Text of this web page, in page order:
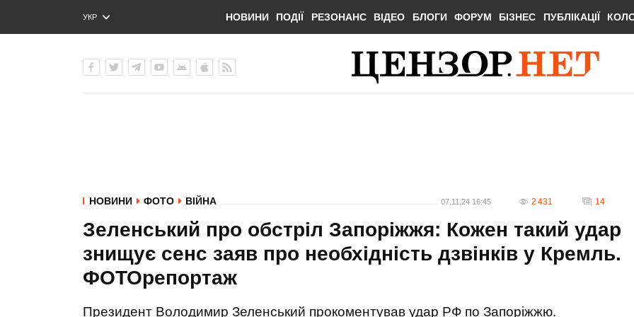
УКР
ENG
НОВИНИ ПОДІЇ РЕЗОНАНС ВІДЕО БЛОГИ ФОРУМ БІЗНЕС ПУБЛІКАЦІЇ
НОВИНИ ФОТО ВІЙНА 07.11.24 16:45 2 431 14
Зеленський про обстріл Запоріжжя: Кожен такий удар
знищує сенс заяв про необхідність дзвінків у Кремль.
ФОТОрепортаж
Президент Володимир Зеленський прокоментував удар РФ по Запоріжжю.